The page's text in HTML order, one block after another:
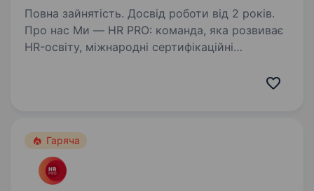
Повна зайнятість. Досвід роботи від 2 років.
Про нас Ми — HR PRO: команда, яка розвиває
HR-освіту, міжнародні сертифікаційні
Гаряча